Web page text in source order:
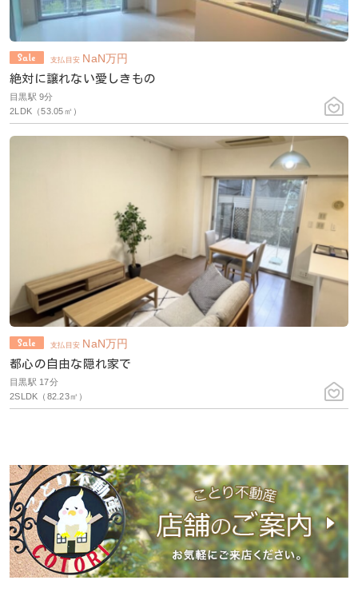
支払目安 NaN万円
絶対に譲れない愛しきもの
目黒駅 9分
2LDK（53.05㎡）
支払目安 NaN万円
都心の自由な隠れ家で
目黒駅 17分
2SLDK（82.23㎡）